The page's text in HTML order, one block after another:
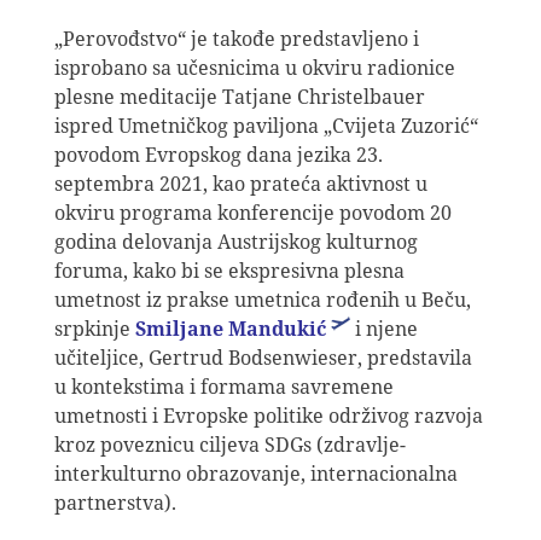
„Perovođstvo“ je takođe predstavljeno i
isprobano sa učesnicima u okviru radionice
plesne meditacije Tatjane Christelbauer
ispred Umetničkog paviljona „Cvijeta Zuzorić“
povodom Evropskog dana jezika 23.
septembra 2021, kao prateća aktivnost u
okviru programa konferencije povodom 20
godina delovanja Austrijskog kulturnog
foruma, kako bi se ekspresivna plesna
umetnost iz prakse umetnica rođenih u Beču,
srpkinje Smiljane Mandukić
i njene
učiteljice, Gertrud Bodsenwieser, predstavila
u kontekstima i formama savremene
umetnosti i Evropske politike održivog razvoja
kroz poveznicu ciljeva SDGs (zdravlje-
interkulturno obrazovanje, internacionalna
partnerstva).